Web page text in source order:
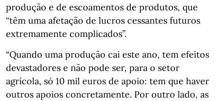
produção e de escoamentos de produtos, que
“têm uma afetação de lucros cessantes futuros
extremamente complicados”.
“Quando uma produção cai este ano, tem efeitos
devastadores e não pode ser, para o setor
agrícola, só 10 mil euros de apoio: tem que haver
outros apoios concretamente. Por outro lado, as